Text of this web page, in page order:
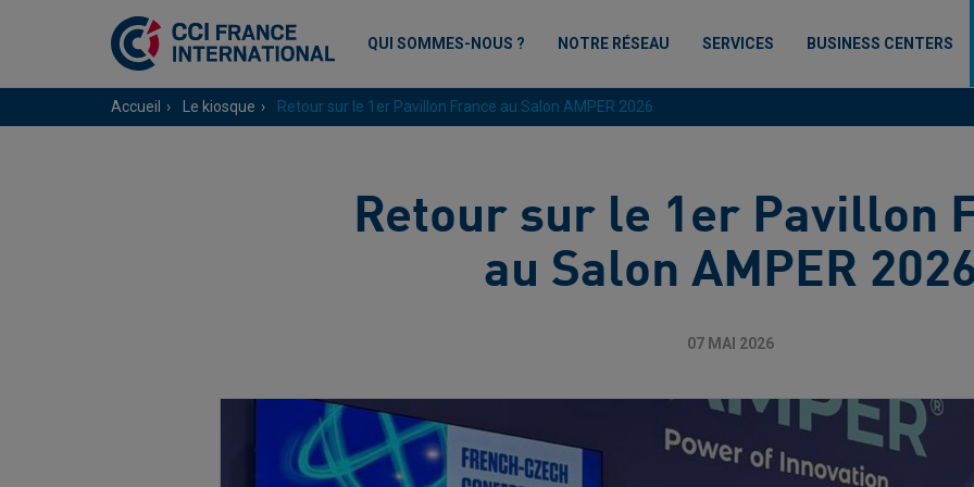
QUI SOMMES-NOUS ? NOTRE RÉSEAU SERVICES BUSINESS CENTERS
Accueil Le kiosque Retour sur le 1er Pavillon France au Salon AMPER 2026
Retour sur le 1er Pavillon
au Salon AMPER
07 MAI 2026